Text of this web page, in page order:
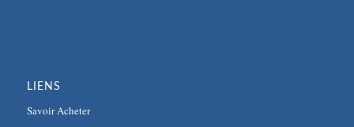
LIENS
Savoir Acheter